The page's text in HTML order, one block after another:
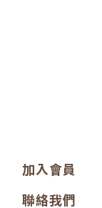
加入會員
聯絡我們